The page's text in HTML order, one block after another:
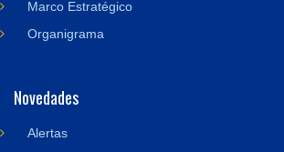
Marco Estratégico
Organigrama
Novedades
Alertas